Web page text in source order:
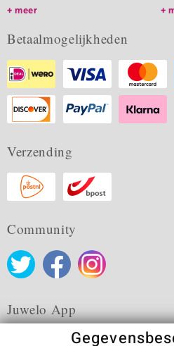
meer
Betaalmogelijkheden
Verzending
Community
Juwelo App